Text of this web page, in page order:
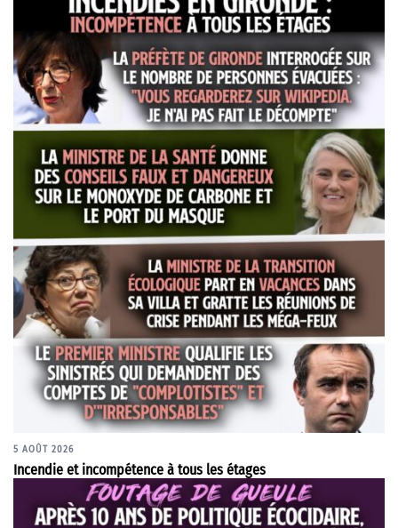
5 AOÛT 2026
Incendie et incompétence à tous les étages